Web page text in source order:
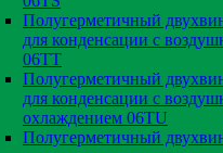
Полугерметичный
для конденсации с
06TT
Полугерметичный
для конденсации с
охлаждением 06TU
Полугерметичный